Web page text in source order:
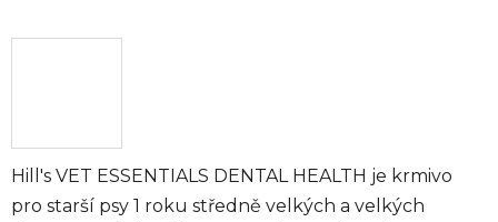
Hill's VET ESSENTIALS DENTAL HEALTH je krmivo
pro starší psy 1 roku středně velkých a velkých